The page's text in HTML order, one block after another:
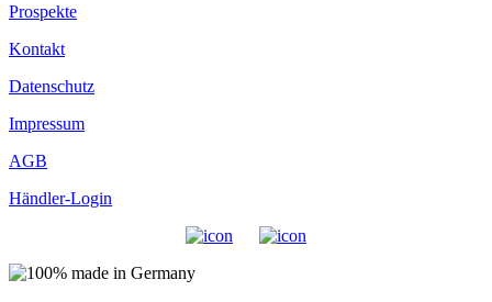
Prospekte
Kontakt
Datenschutz
Impressum
AGB
Händler-Login